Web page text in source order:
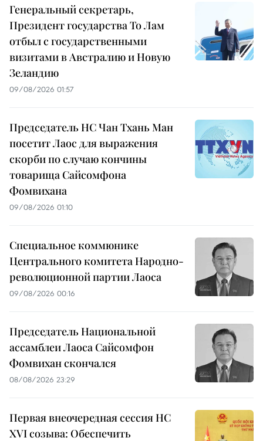
Генеральный секретарь,
Президент государства То Лам
отбыл с государственными
визитами в Австралию и Новую
Зеландию
09/08/2026 01:57
Председатель НС Чан Тхань Ман
посетит Лаос для выражения
скорби по случаю кончины
товарища Сайсомфона
Фомвихана
09/08/2026 01:10
Специальное коммюнике
Центрального комитета Народно-
революционной партии Лаоса
09/08/2026 00:16
Председатель Национальной
ассамблеи Лаоса Сайсомфон
Фомвихан скончался
08/08/2026 23:29
Первая внеочередная сессия НС
XVI созыва: Обеспечить